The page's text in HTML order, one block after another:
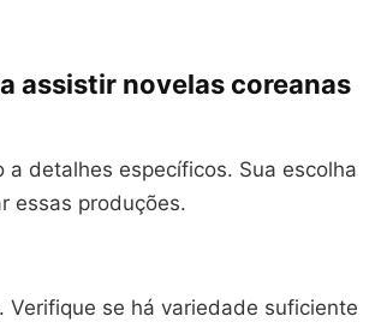
assistir novelas coreanas
detalhes específicos. Sua escolha
essas produções.
Verifique se há variedade suficiente